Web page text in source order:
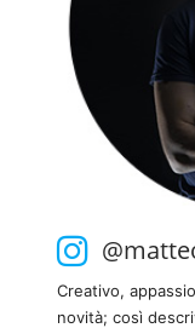
Creativo,
novità; così